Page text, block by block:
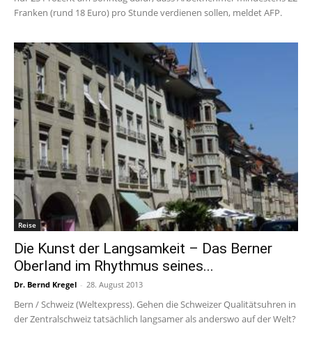
Franken (rund 18 Euro) pro Stunde verdienen sollen, meldet AFP.
Reise
Die Kunst der Langsamkeit – Das Berner
Oberland im Rhythmus seines...
Dr. Bernd Kregel - 28. August 2013
Bern / Schweiz (Weltexpress). Gehen die Schweizer Qualitätsuhren in
der Zentralschweiz tatsächlich langsamer als anderswo auf der Welt?